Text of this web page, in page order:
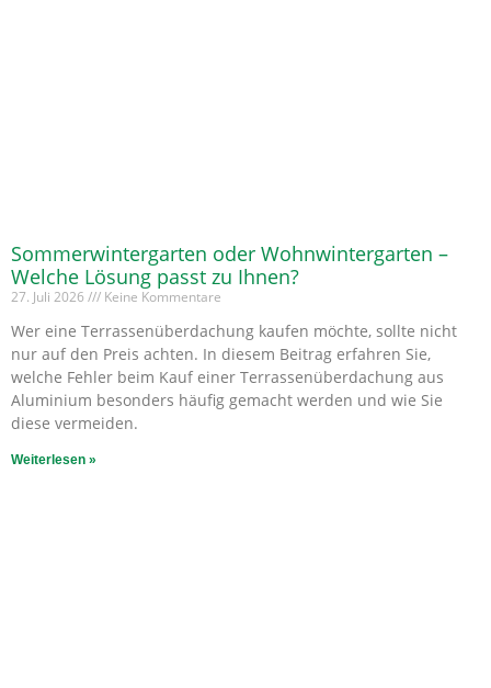
Sommerwintergarten oder Wohnwintergarten –
Welche Lösung passt zu Ihnen?
27. Juli 2026 Keine Kommentare
Wer eine Terrassenüberdachung kaufen möchte, sollte nicht
nur auf den Preis achten. In diesem Beitrag erfahren Sie,
welche Fehler beim Kauf einer Terrassenüberdachung aus
Aluminium besonders häufig gemacht werden und wie Sie
diese vermeiden.
Weiterlesen »